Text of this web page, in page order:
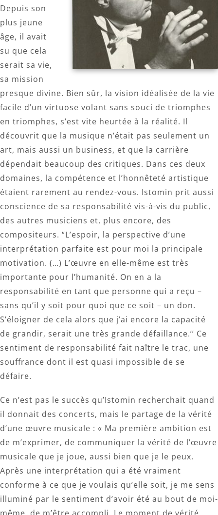
Depuis son
plus jeune
âge, il avait
su que cela
serait sa vie,
sa mission
presque divine. Bien sûr, la vision idéalisée de la vie
facile d’un virtuose volant sans souci de triomphes
en triomphes, s’est vite heurtée à la réalité. Il
découvrit que la musique n’était pas seulement un
art, mais aussi un business, et que la carrière
dépendait beaucoup des critiques. Dans ces deux
domaines, la compétence et l’honnêteté artistique
étaient rarement au rendez-vous. Istomin prit aussi
conscience de sa responsabilité vis-à-vis du public,
des autres musiciens et, plus encore, des
compositeurs. “L’espoir, la perspective d’une
interprétation parfaite est pour moi la principale
motivation. (…) L’œuvre en elle-même est très
importante pour l’humanité. On en a la
responsabilité en tant que personne qui a reçu –
sans qu’il y soit pour quoi que ce soit – un don.
S’éloigner de cela alors que j’ai encore la capacité
de grandir, serait une très grande défaillance.’’ Ce
sentiment de responsabilité fait naître le trac, une
souffrance dont il est quasi impossible de se
défaire.
Ce n’est pas le succès qu’Istomin recherchait quand
il donnait des concerts, mais le partage de la vérité
d’une œuvre musicale : « Ma première ambition est
de m’exprimer, de communiquer la vérité de l’œuvre
musicale que je joue, aussi bien que je le peux.
Après une interprétation qui a été vraiment
conforme à ce que je voulais qu’elle soit, je me sens
illuminé par le sentiment d’avoir été au bout de moi-